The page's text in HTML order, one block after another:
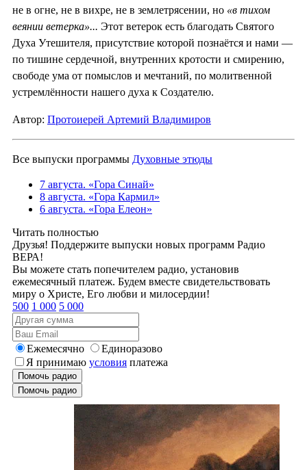
не в огне, не в вихре, не в землетрясении, но «в тихом
веянии ветерка»... Этот ветерок есть благодать Святого
Духа Утешителя, присутствие которой познаётся и нами —
по тишине сердечной, внутренних кротости и смирению,
свободе ума от помыслов и мечтаний, по молитвенной
устремлённости нашего духа к Создателю.
Автор: Протоиерей Артемий Владимиров
Все выпуски программы Духовные этюды
7 августа. «Гора Синай»
8 августа. «Гора Кармил»
6 августа. «Гора Елеон»
Читать полностью
Друзья! Поддержите выпуски новых программ Радио
ВЕРА!
Вы можете стать попечителем радио, установив
ежемесячный платеж. Будем вместе свидетельствовать
миру о Христе, Его любви и милосердии!
500 1 000 5 000
Ежемесячно
Единоразово
Я принимаю условия платежа
Помочь радио
Помочь радио